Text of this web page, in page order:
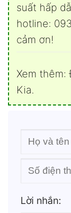
suất hấp
hotline:
cảm ơn!
Xem thêm:
Kia.
Lời nhắn: